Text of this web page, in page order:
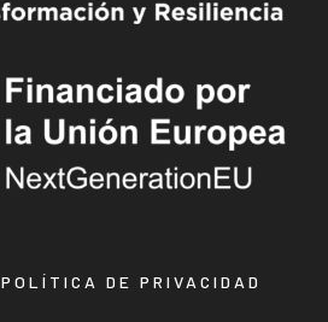
POLÍTICA DE PRIVACIDAD